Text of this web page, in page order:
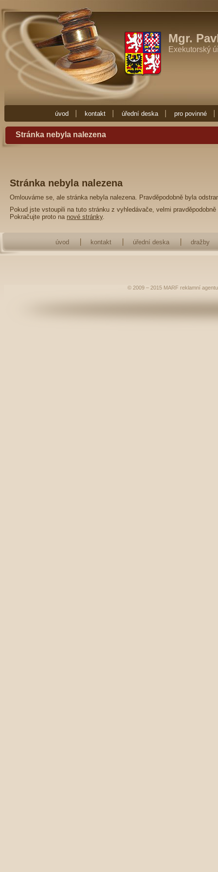
Exekutor Mgr. Pavla Fučíková
Zde najdete vše co potřebujete vědět o exekuci. Exekuce Ostrava je zde
exekutora nebo nějakou radu ohledně exekuce, obraťte se na
Mgr.
Exekutorský
úvod kontakt úřední deska pro povinné
Stránka nebyla nalezena
Stránka nebyla nalezena
Omlouváme se, ale stránka nebyla nalezena. Pravděpodobně byla
Pokud jste vstoupili na tuto stránku z vyhledávače, velmi
Pokračujte proto na nové stránky.
úvod kontakt úřední deska dražby
© 2009 – 2015 MARF reklamní